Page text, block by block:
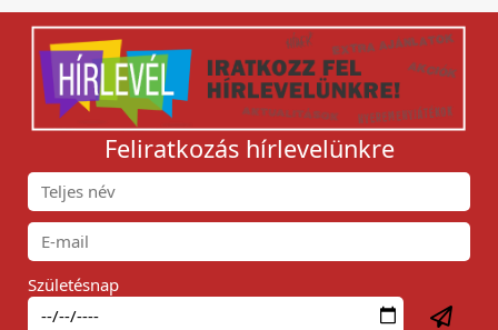
Feliratkozás hírlevelünkre
Születésnap